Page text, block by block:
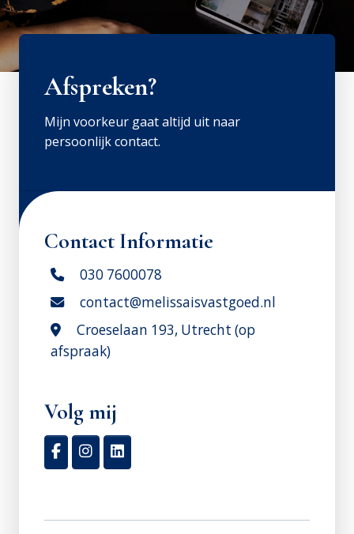
Afspreken?
Mijn voorkeur gaat altijd uit naar
persoonlijk contact.
Contact Informatie
030 7600078
contact@melissaisvastgoed.nl
Croeselaan 193, Utrecht (op
afspraak)
Volg mij